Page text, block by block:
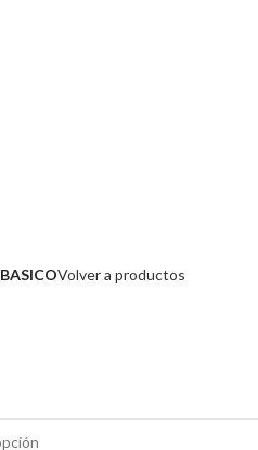
Volver a productos